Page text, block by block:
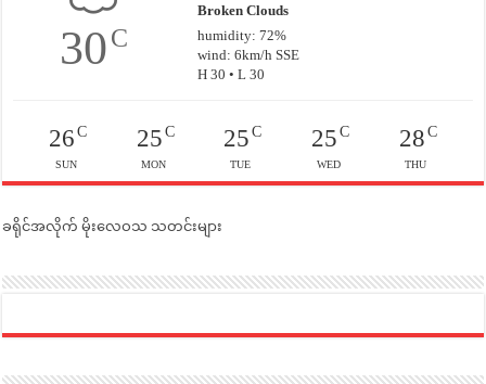
30C
Broken Clouds
humidity: 72%
wind: 6km/h SSE
H 30 • L 30
26C
SUN
25C
MON
25 C
TUE
25C
WED
28C
THU
ခရိုင်အလိုက် မိုးလေဝသ သတင်းများ